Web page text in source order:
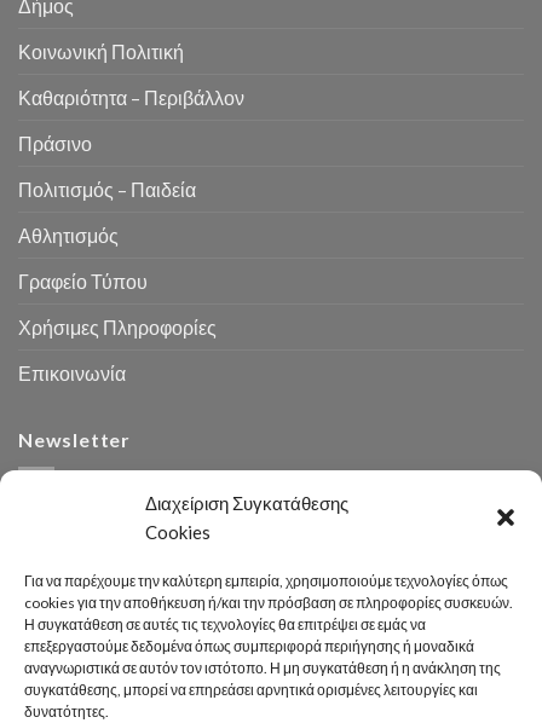
Διαχείριση Συγκατάθεσης
Cookies
Για να παρέχουμε την καλύτερη εμπειρία, χρησιμοποιούμε τεχνολογίες όπως
cookies για την αποθήκευση ή/και την πρόσβαση σε πληροφορίες συσκευών.
Η συγκατάθεση σε αυτές τις τεχνολογίες θα επιτρέψει σε εμάς να
επεξεργαστούμε δεδομένα όπως συμπεριφορά περιήγησης ή μοναδικά
αναγνωριστικά σε αυτόν τον ιστότοπο. Η μη συγκατάθεση ή η ανάκληση της
συγκατάθεσης, μπορεί να επηρεάσει αρνητικά ορισμένες λειτουργίες και
δυνατότητες.
Δήμος
Κοινωνική Πολιτική
Καθαριότητα – Περιβάλλον
Πράσινο
Πολιτισμός – Παιδεία
Αθλητισμός
Γραφείο Τύπου
Χρήσιμες Πληροφορίες
Επικοινωνία
Newsletter
Αναζήτηση